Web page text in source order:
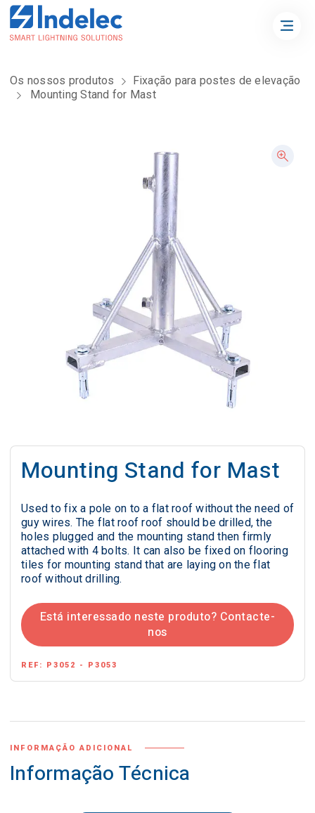
Os nossos produtos
Fixação para postes de elevação
Mounting Stand for Mast
Mounting Stand for Mast
Used to fix a pole on to a flat roof without the need of
guy wires. The flat roof roof should be drilled, the
holes plugged and the mounting stand then firmly
attached with 4 bolts. It can also be fixed on flooring
tiles for mounting stand that are laying on the flat
roof without drilling.
Está interessado neste produto? Contacte-
nos
REF: P3052 - P3053
INFORMAÇÃO ADICIONAL
Informação Técnica